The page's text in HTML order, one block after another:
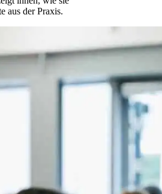
aus der Praxis.